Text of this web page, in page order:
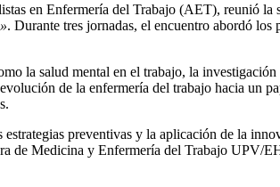
en Enfermería del Trabajo (AET), reunió la
. Durante tres jornadas, el encuentro abordó
la salud mental en el trabajo, la
de la enfermería del trabajo hacia un
preventivas y la aplicación de la
de Medicina y Enfermería del Trabajo